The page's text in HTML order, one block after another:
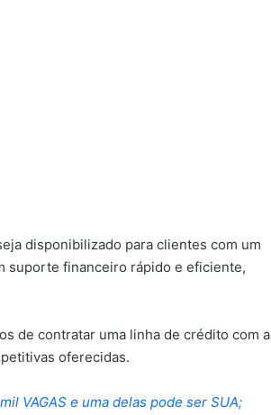
disponibilizado para clientes com um
suporte financeiro rápido e eficiente,
de contratar uma linha de crédito com a
oferecidas.
VAGAS e uma delas pode ser SUA;